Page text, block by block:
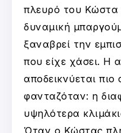
πλευρό του Κώστα
δυναμική
ξαναβρεί την
που είχε χάσει. Η
αποδεικνύεται
φανταζόταν: η
υψηλότερα
Όταν ο Κώστας